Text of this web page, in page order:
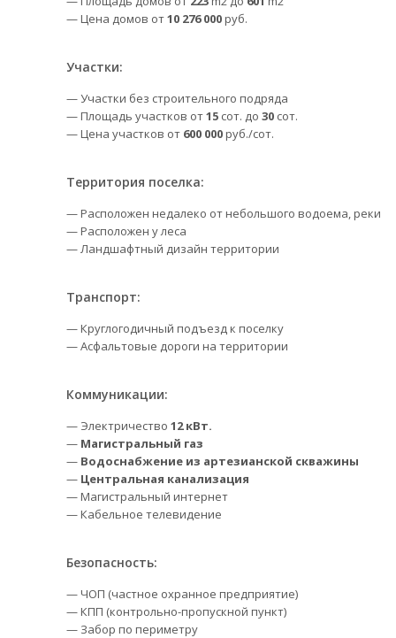
— Цена домов от10 276 000руб.
Участки:
— Участки без строительного подряда
— Площадь участков от15 сот. до 30 сот.
— Цена участков от 600 000руб./сот.
Территория поселка:
— Расположен недалеко от небольшого водоема, реки
— Расположен у леса
— Ландшафтный дизайн территории
Транспорт:
— Круглогодичный подъезд к поселку
— Асфальтовые дороги на территории
Коммуникации:
— Электричество 12 кВт.
— Магистральный газ
— Водоснабжение из артезианской скважины
— Центральная канализация
— Магистральный интернет
— Кабельное телевидение
Безопасность:
— ЧОП (частное охранное предприятие)
— КПП (контрольно-пропускной пункт)
— Забор по периметру